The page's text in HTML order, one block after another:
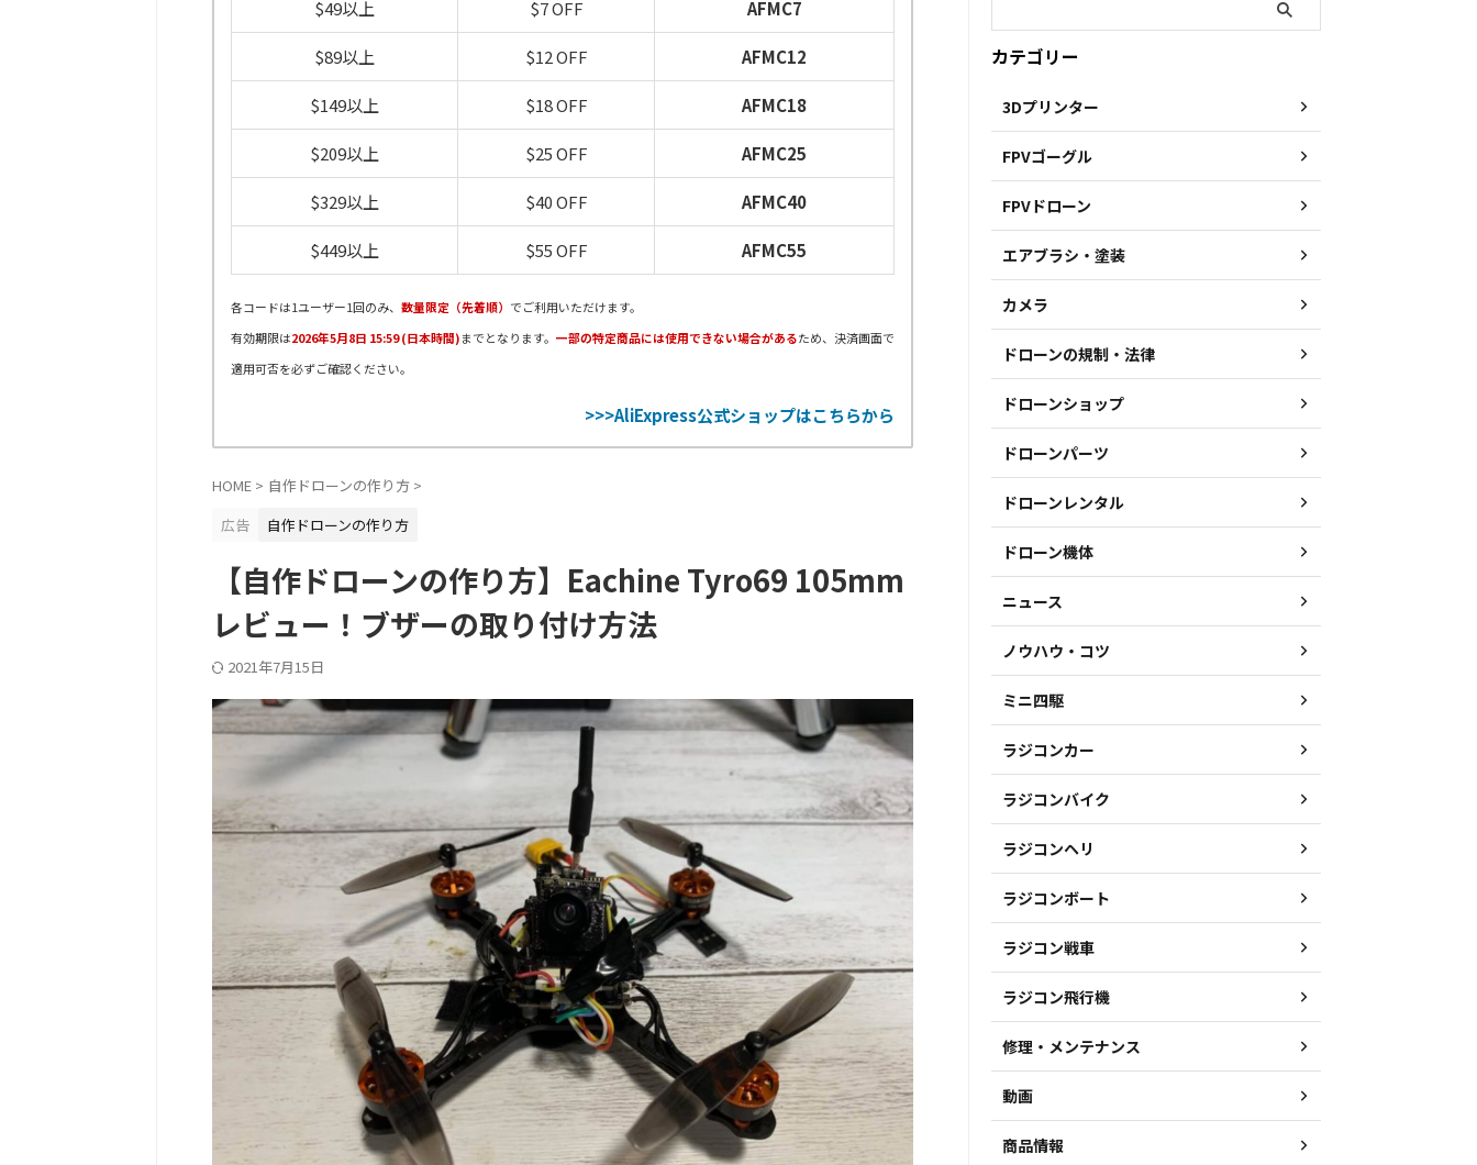
$49以上 $7 OFF AFMC7
$89以上 $12 OFF AFMC12
$149以上 $18 OFF AFMC18
$209以上 $25 OFF AFMC25
$329以上 $40 OFF AFMC40
$449以上 $55 OFF AFMC55
各コードは1ユーザー1回のみ、 数量限定（先着順） でご利用いただけます。
有効期限は2026年5月8日 15:59 (日本時間)までとなります。 一部の特定商品には使用できない場合があるため、決済画面で
適用可否を必ずご確認ください。
>>>AliExpress公式ショップはこちらから
HOME > 自作ドローンの作り方 >
広告
自作ドローンの作り方
【自作ドローンの作り方】Eachine Tyro69 105mm
レビュー！ブザーの取り付け方法
2021年7月15日
カテゴリー
3Dプリンター
FPVゴーグル
FPVドローン
エアブラシ・塗装
カメラ
ドローンの規制・法律
ドローンショップ
ドローンパーツ
ドローンレンタル
ドローン機体
ニュース
ノウハウ・コツ
ミニ四駆
ラジコンカー
ラジコンバイク
ラジコンヘリ
ラジコンボート
ラジコン戦車
ラジコン飛行機
修理・メンテナンス
動画
商品情報